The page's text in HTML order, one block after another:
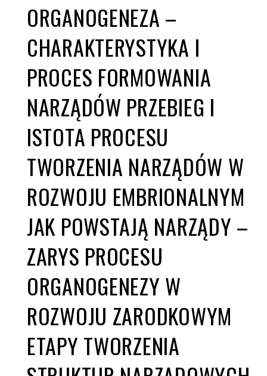
ORGANOGENEZA –
CHARAKTERYSTYKA I
PROCES FORMOWANIA
NARZĄDÓW PRZEBIEG I
ISTOTA PROCESU
TWORZENIA NARZĄDÓW W
ROZWOJU EMBRIONALNYM
JAK POWSTAJĄ NARZĄDY –
ZARYS PROCESU
ORGANOGENEZY W
ROZWOJU ZARODKOWYM
ETAPY TWORZENIA